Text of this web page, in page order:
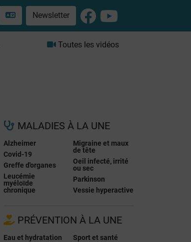
Newsletter
Toutes les vidéos
MALADIES À LA UNE
Alzheimer
Covid-19
Greffe d'organes
Leucémie
myéloïde
chronique
Migraine et maux
de tête
Oeil infecté, irrité
ou sec
Parkinson
Vessie hyperactive
PRÉVENTION À LA UNE
Eau et hydratation
Sport et santé